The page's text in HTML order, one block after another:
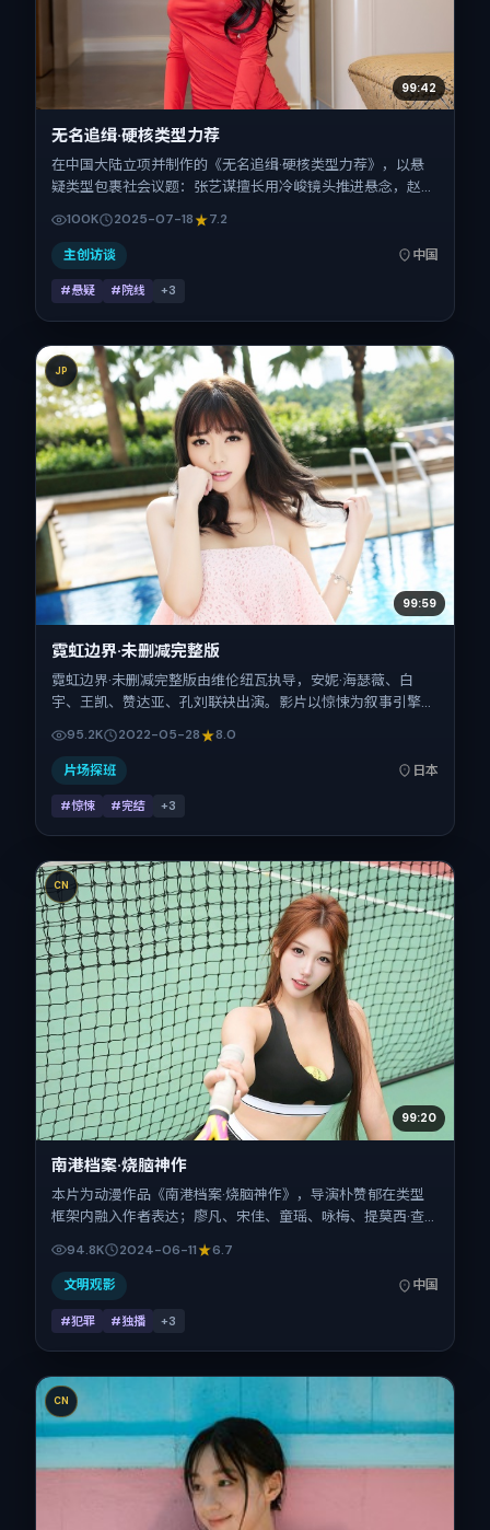
99:42
无名追缉·硬核类型力荐
在中国大陆立项并制作的《无名追缉·硬核类型力荐》，以悬
疑类型包裹社会议题：张艺谋擅长用冷峻镜头推进悬念，赵
一。上映时间：2025-07-18；片长126分钟；适合关注现实
质感与类型片结构的观众。
100K 2025-07-18 7.2
主创访谈 中国
#悬疑 #院线 +3
JP
99:59
霓虹边界·未删减完整版
霓虹边界·未删减完整版由维伦纽瓦执导，安妮·海瑟薇、白
宇、王凯、赞达亚、孔刘联袂出演。影片以惊悚为叙事引擎，
反转。2022年5月28日于日本首映（春季档），片长106分
钟，适合喜欢强情节与细腻表演的观众。
95.2K 2022-05-28 8.0
片场探班 日本
#惊悚 #完结 +3
CN
99:20
南港档案·烧脑神作
本片为动漫作品《南港档案·烧脑神作》，导演朴赞郁在类型
框架内融入作者表达；廖凡、宋佳、童瑶、咏梅、提莫西·查
拉梅、热依扎在片中承担多重关系线。故事类型为犯罪，主拍
摄地与出品背景为中国大陆。上映时间 2024年6月11日（公映
登记日 2024-06-11），全片172分钟，节奏张弛有度。
94.8K 2024-06-11 6.7
文明观影 中国
#犯罪 #独播 +3
CN